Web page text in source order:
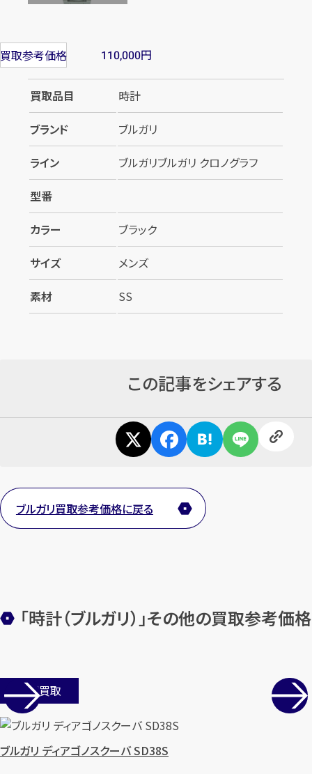
カンタン無料
最短1分！今すぐ査定金額をお伝えいた
始除く)
メールで無料相談する
買取参考価格 110,000円
買取品目
時計
ブランド
ブルガリ
ライン
ブルガリブルガリ クロノグラフ
型番
カラー
ブラック
サイズ
メンズ
素材
SS
この記事をシェアする
ブルガリ買取参考価格に戻る
「時計（ブルガリ）」その他の買取参考価格
店舗買取
ブルガリ ディアゴノスクーバ SD38S